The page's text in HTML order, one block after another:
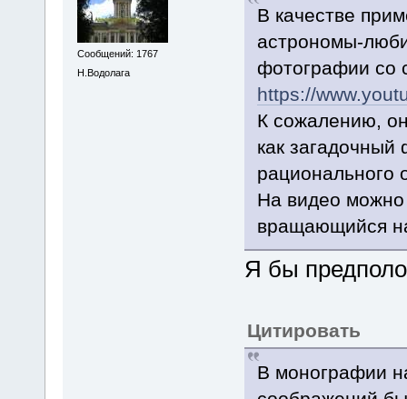
Сообщений: 1767
Н.Водолага
В качестве
астрономы-
фотографии со
https://
К сожалению,
как
рационального
На видео можно
вращающийся
Я бы
Цитировать
В монографии